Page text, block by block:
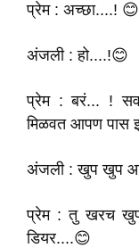
प्रेम : अच्छा....! 😊
अंजली : हो....!😊
प्रेम : बरं... !
मिळवत आपण पास
अंजली : खुप खुप
प्रेम : तु खरच
डियर....😊